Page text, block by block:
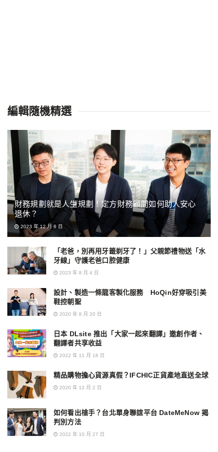
編輯隨機精選
財務規劃就是人生規劃！定方財務顧問如何助人安心
退休？
2023 年 12 月 6 日
「老爸，別再用牙籤剃牙了！」父親節禮物送「水
牙線」守護老爸口腔健康
2023 年 8 月 4 日
設計、製造一條龍客製化服務 HoQin好穿吸引美
鞋控朝聖
2020 年 8 月 20 日
日本 DLsite 推出「大家一起來翻譯」邀創作者、
翻譯者共享收益
2022 年 11 月 18 日
精品購物擔心貨源真假？IFCHIC正貨產地直送全球
2020 年 12 月 2 日
如何看出槍手？台北單身聯誼平台 DateMeNow 揭
判別方法
2022 年 10 月 27 日